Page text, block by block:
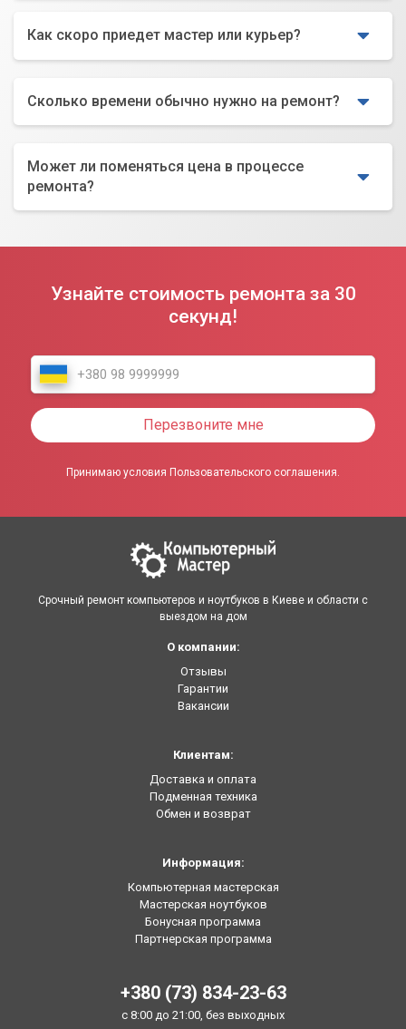
Как скоро приедет мастер или курьер?
Сколько времени обычно нужно на ремонт?
Может ли поменяться цена в процессе
ремонта?
Узнайте стоимость ремонта за 30
секунд!
Перезвоните мне
Принимаю условия Пользовательского соглашения.
Срочный ремонт компьютеров и ноутбуков в Киеве и области с
выездом на дом
О компании:
Отзывы
Гарантии
Вакансии
Клиентам:
Доставка и оплата
Подменная техника
Обмен и возврат
Информация:
Компьютерная мастерская
Мастерская ноутбуков
Бонусная программа
Партнерская программа
+380 (73) 834-23-63
с 8:00 до 21:00, без выходных